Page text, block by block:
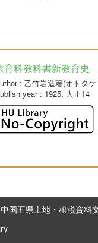
育科教科書新教育史
: 乙竹岩造著(オトタ
year: 1925, 大正14
中国五県土地・租税資料